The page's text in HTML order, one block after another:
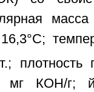
плотность
мг КОН/г;